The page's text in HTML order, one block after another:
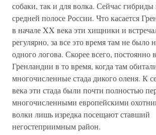
собаки, так и для волка. Сейчас гибриды
средней полосе России. Что касается
в начале XX века эти хищники и
регулярно, за все это время там не было
одного логова. Скорее всего, постоянно
Гренландии в то время, когда там
многочисленные стада дикого оленя. К
века эти стада были почти полностью
многочисленными европейскими
волки лишь изредка посещают ставший
негостеприимным район.